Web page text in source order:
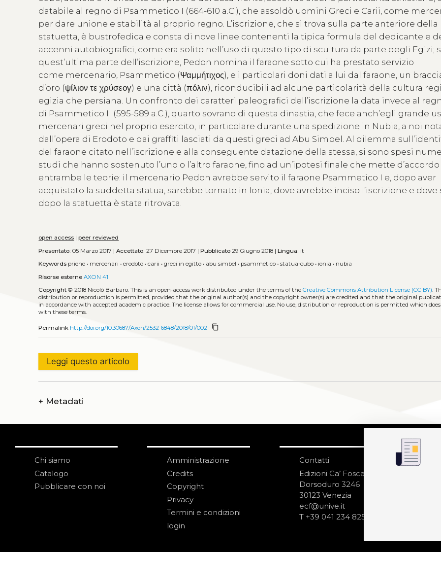
databile al regno di Psammetico I (664-610 a.C.), che assoldò uomini Greci e Carii, come
per dare unione e stabilità al proprio regno. L’iscrizione, che si trova sulla parte anteriore della
statuetta, è bustrofedica e consta di nove linee contenenti la tipica formula del dedicante e
accenni autobiografici, come era solito nell’uso di questo tipo di scultura da parte degli Egizi;
quest’ultima parte dell’iscrizione, Pedon nomina il faraone sotto cui ha prestato servizio
come mercenario, Psammetico (Ψαμμήτιχος), e i particolari doni dati a lui dal faraone, un
d’oro (ψίλιον τε χρύσεογ) e una città (πόλιν), riconducibili ad alcune particolarità della cultura
egizia che persiana. Un confronto dei caratteri paleografici dell’iscrizione la data invece al
di Psammetico II (595-589 a.C.), quarto sovrano di questa dinastia, che fece anch’egli grande
mercenari greci nel proprio esercito, in particolare durante una spedizione in Nubia, a noi
dall’opera di Erodoto e dai graffiti lasciati da questi greci ad Abu Simbel. Al dilemma
del faraone citato nell’iscrizione e alla conseguente datazione della stessa, si sono spesi
studi che hanno sostenuto l’uno o l’altro faraone, fino ad un’ipotesi finale che mette d’accordo
entrambe le teorie: il mercenario Pedon avrebbe servito il faraone Psammetico I e, dopo aver
acquistato la suddetta statua, sarebbe tornato in Ionia, dove avrebbe inciso l’iscrizione e dove
dopo la statuetta è stata ritrovata.
open access |peer reviewed
Presentato: 05 Marzo 2017 |Accettato: 27 Dicembre 2017 |Pubblicato 29 Giugno 2018 |Lingua: it
Keywords priene • mercenari •erodoto •carii •greci in egitto • abu simbel • psammetico •statua-cubo • ionia • nubia
Risorse esterne AXON 41
Copyright © 2018 Nicolò Barbaro.This is an open-access work distributed under the terms of theCreative Commons Attribution License (CC BY).
distribution or reproduction is permitted, provided that the original author(s) and the copyright owner(s) are credited and that the original
in accordance with accepted academic practice. The license allows for commercial use. No use, distribution or reproduction is permitted which
with these terms.
Permalink http://doi.org/10.30687/Axon/2532-6848/2018/01/002 content_copy
Leggi questo articolo
+ Metadati
Chi siamo
Catalogo
Pubblicare con noi
Amministrazione
Credits
Copyright
Privacy
Termini e condizioni
login
Contatti
Edizioni Ca’ Foscari
Dorsoduro 3246
30123 Venezia
ecf@unive.it
T +39 041 234 8250